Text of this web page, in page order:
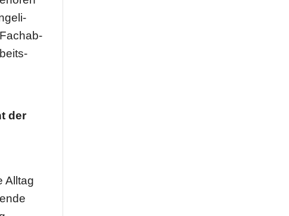
Fach­ab­
der
Alltag